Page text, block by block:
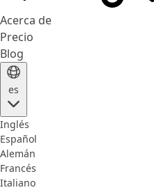
Acerca de
Precio
Blog
es
Inglés
Español
Alemán
Francés
Italiano